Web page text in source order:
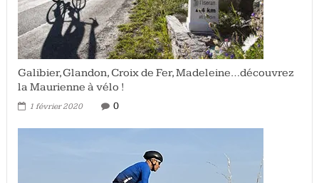
Galibier, Glandon, Croix de Fer, Madeleine…découvrez
la Maurienne à vélo !
1 février 2020 0